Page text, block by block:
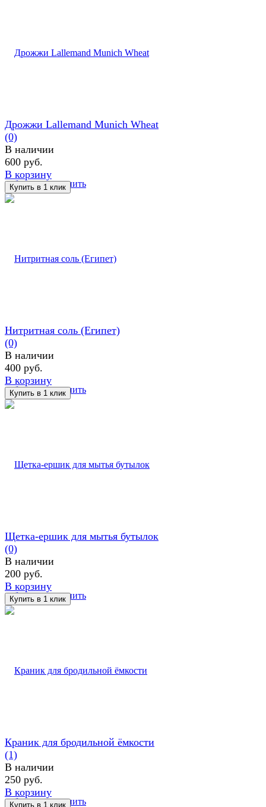
избранное сравнить
Дрожжи Lallemand Munich Wheat
(0)
В наличии
600 руб.
В корзину
избранное сравнить
Нитритная соль (Египет)
(0)
В наличии
400 руб.
В корзину
избранное сравнить
​Щетка-ершик для мытья бутылок
(0)
В наличии
200 руб.
В корзину
избранное сравнить
Краник для бродильной ёмкости
(1)
В наличии
250 руб.
В корзину